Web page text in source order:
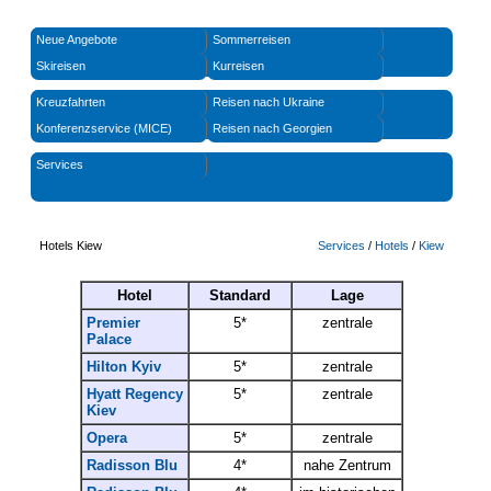
Neue Angebote
Sommerreisen
Skireisen
Kurreisen
Kreuzfahrten
Reisen nach Ukraine
Konferenzservice (MICE)
Reisen nach Georgien
Services
Hotels Kiew Services / Hotels / Kiew
Hotel Standard
Lage
Premier
Palace
5* zentrale
Hilton Kyiv 5*
zentrale
Hyatt Regency
Kiev
5* zentrale
Opera 5*
zentrale
Radisson Blu
4*
nahe Zentrum